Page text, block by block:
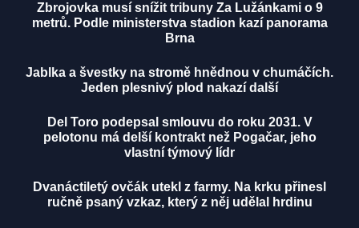
Zbrojovka musí snížit tribuny Za Lužánkami o 9
metrů. Podle ministerstva stadion kazí panorama
Brna
Jablka a švestky na stromě hnědnou v chumáčích.
Jeden plesnivý plod nakazí další
Del Toro podepsal smlouvu do roku 2031. V
pelotonu má delší kontrakt než Pogačar, jeho
vlastní týmový lídr
Dvanáctiletý ovčák utekl z farmy. Na krku přinesl
ručně psaný vzkaz, který z něj udělal hrdinu